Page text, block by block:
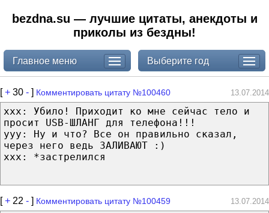
bezdna.su — лучшие цитаты, анекдоты и
приколы из бездны!
Главное меню Выберите год
[+ 30 - ] Комментировать цитату №100460 13.07.2014
ххх: Убило! Приходит ко мне сейчас тело и
просит USB-ШЛАНГ для телефона!!!
ууу: Ну и что? Все он правильно сказал,
через него ведь ЗАЛИВАЮТ :)
ххх: *застрелился
[+ 22 - ] Комментировать цитату №100459 13.07.2014